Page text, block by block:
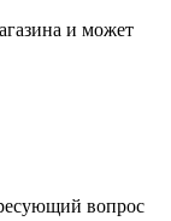
и может
вопрос